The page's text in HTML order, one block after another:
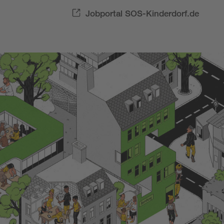
Jobportal SOS-Kinderdorf.de